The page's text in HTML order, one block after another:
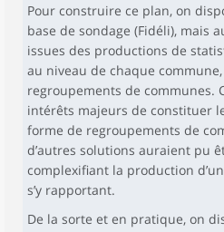
Pour construire ce plan, on
base de sondage (Fidéli), mais
issues des productions de
au niveau de chaque
regroupements de communes.
intérêts majeurs de constituer
forme de regroupements de
d’autres solutions auraient pu
complexifiant la production
s’y rapportant.
De la sorte et en pratique, on